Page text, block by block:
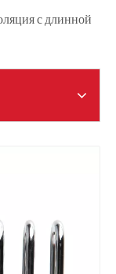
с длинной